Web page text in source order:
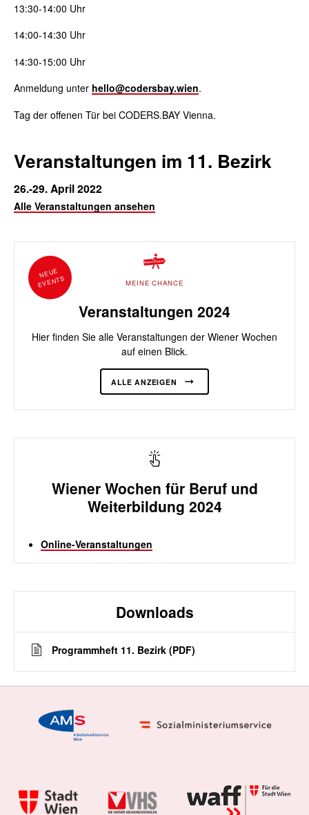
13:30-14:00 Uhr
14:00-14:30 Uhr
14:30-15:00 Uhr
Anmeldung unter hello@codersbay.wien.
Tag der offenen Tür bei CODERS.BAY Vienna.
Veranstaltungen im 11. Bezirk
26.-29. April 2022
Alle Veranstaltungen ansehen
MEINE CHANCE
Veranstaltungen 2024
Hier finden Sie alle Veranstaltungen der Wiener Wochen
auf einen Blick.
ALLE ANZEIGEN
NEUE
EVENTS
Wiener Wochen für Beruf und
Weiterbildung 2024
Online-Veranstaltungen
Downloads
Programmheft 11. Bezirk (PDF)